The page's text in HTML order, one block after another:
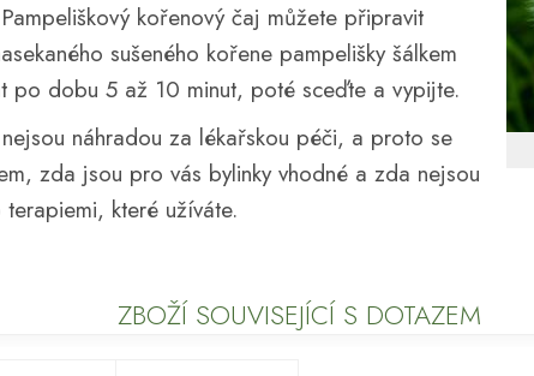
kořenový čaj můžete připravit
sušeného kořene pampelišky šálkem
po dobu 5 až 10 minut, poté sceďte a vypijte.
náhradou za lékařskou péči, a proto se
zda jsou pro vás bylinky vhodné a zda nejsou
které užíváte.
ZBOŽÍ SOUVISEJÍCÍ S DOTAZEM